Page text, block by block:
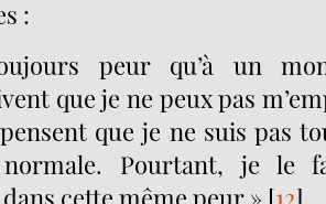
:
peur qu’à un
que je ne peux pas
que je ne suis pas
Pourtant, je le
cette même peur » [12]